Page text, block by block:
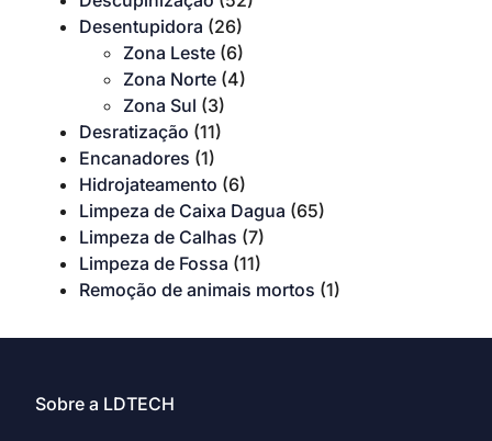
Desentupidora (26)
Zona Leste (6)
Zona Norte (4)
Zona Sul (3)
Desratização (11)
Encanadores (1)
Hidrojateamento (6)
Limpeza de Caixa Dagua (65)
Limpeza de Calhas (7)
Limpeza de Fossa (11)
Remoção de animais mortos (1)
Sobre a LDTECH